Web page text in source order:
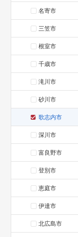
名寄市
三笠市
根室市
千歳市
滝川市
砂川市
歌志内市
深川市
富良野市
登別市
恵庭市
伊達市
北広島市